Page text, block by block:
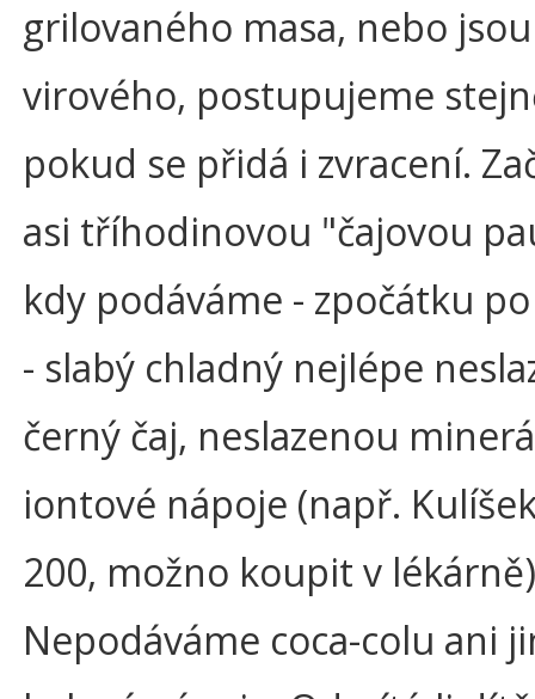
grilovaného masa, nebo
virového, postupujeme
pokud se přidá i zvracení.
asi tříhodinovou "čajovou
kdy podáváme - zpočátku
- slabý chladný nejlépe
černý čaj, neslazenou
iontové nápoje (např.
200, možno koupit v
Nepodáváme coca-colu ani